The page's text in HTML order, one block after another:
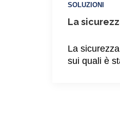
SOLUZIONI
La
La
sui quali è